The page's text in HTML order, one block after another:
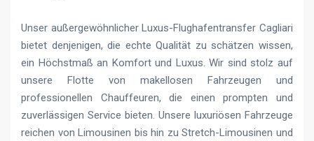
Unser außergewöhnlicher Luxus-Flughafentransfer Cagliari
bietet denjenigen, die echte Qualität zu schätzen wissen,
ein Höchstmaß an Komfort und Luxus. Wir sind stolz auf
unsere Flotte von makellosen Fahrzeugen und
professionellen Chauffeuren, die einen prompten und
zuverlässigen Service bieten. Unsere luxuriösen Fahrzeuge
reichen von Limousinen bis hin zu Stretch-Limousinen und